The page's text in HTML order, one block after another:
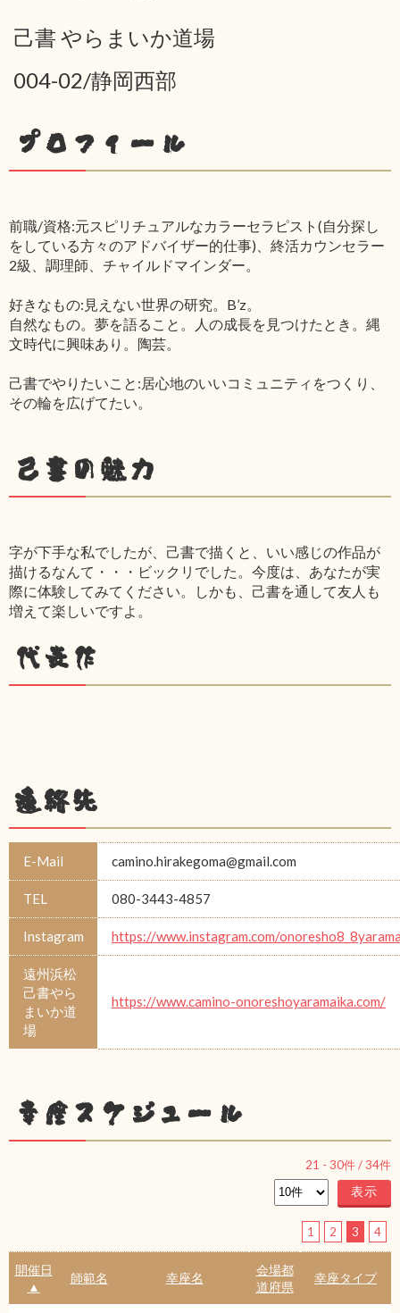
己書 やらまいか道場
004-02/静岡西部
プロフィール
前職/資格:元スピリチュアルなカラーセラピスト(自分探し
をしている方々のアドバイザー的仕事)、終活カウンセラー
2級、調理師、チャイルドマインダー。
好きなもの:見えない世界の研究。B’z。
自然なもの。夢を語ること。人の成長を見つけたとき。縄
文時代に興味あり。陶芸。
己書でやりたいこと:居心地のいいコミュニティをつくり、
その輪を広げてたい。
己書の魅力
字が下手な私でしたが、己書で描くと、いい感じの作品が
描けるなんて・・・ビックリでした。今度は、あなたが実
際に体験してみてください。しかも、己書を通して友人も
増えて楽しいですよ。
代表作
連絡先
E-Mail camino.hirakegoma@gmail.com
TEL 080-3443-4857
Instagram https://www.instagram.com/
遠州浜松
己書やら
まいか道
場
https://www.camino-onoreshoyaramaika.com/
幸座スケジュール
21 - 30件 /34件
1 2 3 4
開催日
▲
師範名 幸座名
会場都
道府県
幸座タイプ